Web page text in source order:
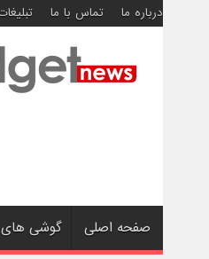
درباره ما تماس با ما
صفحه اصلی گوشی های